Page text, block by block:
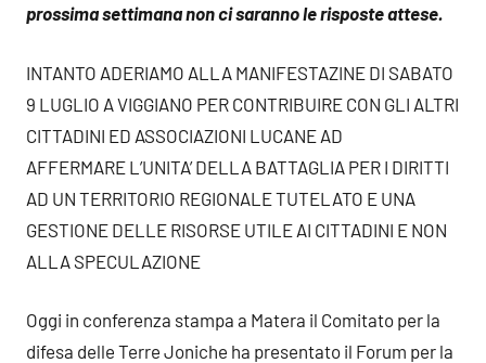
prossima settimana non ci saranno le risposte attese.
INTANTO ADERIAMO ALLA MANIFESTAZINE DI SABATO
9 LUGLIO A VIGGIANO PER CONTRIBUIRE CON GLI ALTRI
CITTADINI ED ASSOCIAZIONI LUCANE AD
AFFERMARE L’UNITA’ DELLA BATTAGLIA PER I DIRITTI
AD UN TERRITORIO REGIONALE TUTELATO E UNA
GESTIONE DELLE RISORSE UTILE AI CITTADINI E NON
ALLA SPECULAZIONE
Oggi in conferenza stampa a Matera il Comitato per la
difesa delle Terre Joniche ha presentato il Forum per la